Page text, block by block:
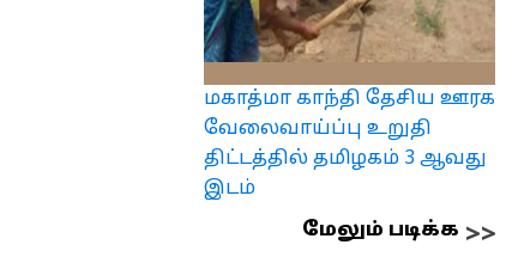
மகாத்மா காந்தி தேசிய ஊரக
வேலைவாய்ப்பு உறுதி
திட்டத்தில் தமிழகம் 3 ஆவது
இடம்
மேலும் படிக்க